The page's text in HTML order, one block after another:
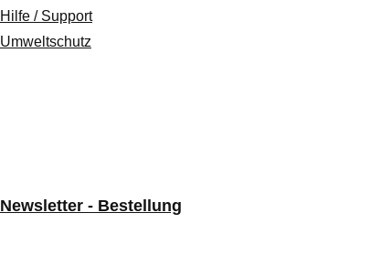
Hilfe / Support
Umweltschutz
Newsletter - Bestellung